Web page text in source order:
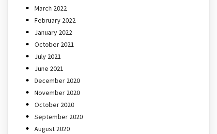
March 2022
February 2022
January 2022
October 2021
July 2021
June 2021
December 2020
November 2020
October 2020
September 2020
August 2020